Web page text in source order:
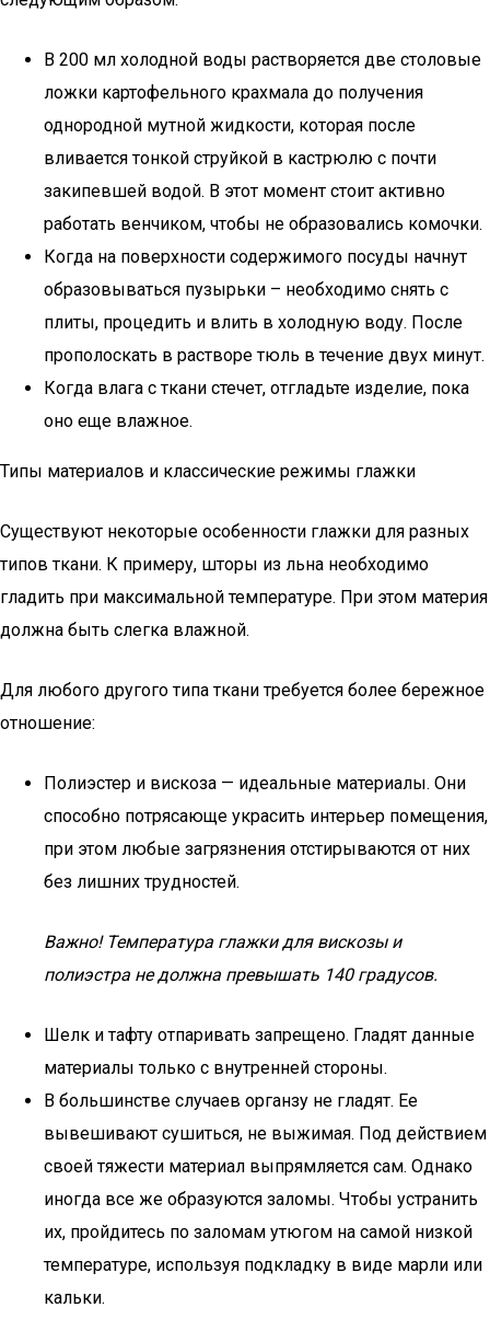
В 200 мл холодной воды растворяется две столовые
ложки картофельного крахмала до получения
однородной мутной жидкости, которая после
вливается тонкой струйкой в кастрюлю с почти
закипевшей водой. В этот момент стоит активно
работать венчиком, чтобы не образовались комочки.
Когда на поверхности содержимого посуды начнут
образовываться пузырьки – необходимо снять с
плиты, процедить и влить в холодную воду. После
прополоскать в растворе тюль в течение двух минут.
Когда влага с ткани стечет, отгладьте изделие, пока
оно еще влажное.
Типы материалов и классические режимы глажки
Существуют некоторые особенности глажки для разных
типов ткани. К примеру, шторы из льна необходимо
гладить при максимальной температуре. При этом материя
должна быть слегка влажной.
Для любого другого типа ткани требуется более бережное
отношение:
Полиэстер и вискоза — идеальные материалы. Они
способно потрясающе украсить интерьер помещения,
при этом любые загрязнения отстирываются от них
без лишних трудностей.
Важно! Температура глажки для вискозы и
полиэстра не должна превышать 140 градусов.
Шелк и тафту отпаривать запрещено. Гладят данные
материалы только с внутренней стороны.
В большинстве случаев органзу не гладят. Ее
вывешивают сушиться, не выжимая. Под действием
своей тяжести материал выпрямляется сам. Однако
иногда все же образуются заломы. Чтобы устранить
их, пройдитесь по заломам утюгом на самой низкой
температуре, используя подкладку в виде марли или
кальки.